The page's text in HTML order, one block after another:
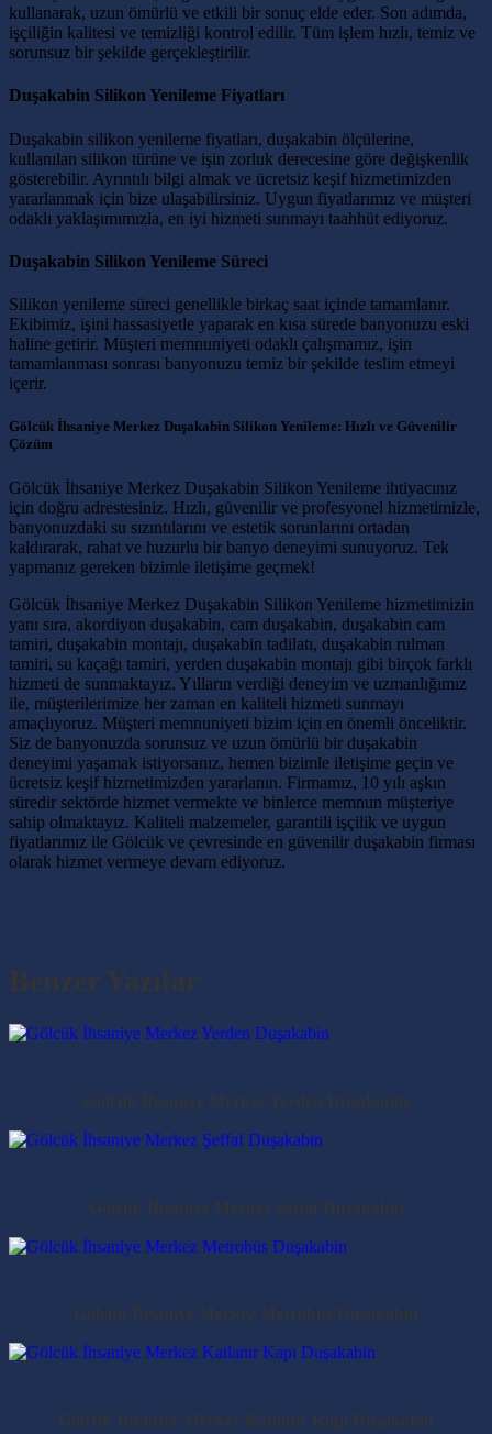
kullanarak, uzun ömürlü ve etkili bir sonuç elde eder. Son adımda,
işçiliğin kalitesi ve temizliği kontrol edilir. Tüm işlem hızlı, temiz ve
sorunsuz bir şekilde gerçekleştirilir.
Duşakabin Silikon Yenileme Fiyatları
Duşakabin silikon yenileme fiyatları, duşakabin ölçülerine,
kullanılan silikon türüne ve işin zorluk derecesine göre değişkenlik
gösterebilir. Ayrıntılı bilgi almak ve ücretsiz keşif hizmetimizden
yararlanmak için bize ulaşabilirsiniz. Uygun fiyatlarımız ve müşteri
odaklı yaklaşımımızla, en iyi hizmeti sunmayı taahhüt ediyoruz.
Duşakabin Silikon Yenileme Süreci
Silikon yenileme süreci genellikle birkaç saat içinde tamamlanır.
Ekibimiz, işini hassasiyetle yaparak en kısa sürede banyonuzu eski
haline getirir. Müşteri memnuniyeti odaklı çalışmamız, işin
tamamlanması sonrası banyonuzu temiz bir şekilde teslim etmeyi
içerir.
Gölcük İhsaniye Merkez Duşakabin Silikon Yenileme: Hızlı ve Güvenilir
Çözüm
Gölcük İhsaniye Merkez Duşakabin Silikon Yenileme ihtiyacınız
için doğru adrestesiniz. Hızlı, güvenilir ve profesyonel hizmetimizle,
banyonuzdaki su sızıntılarını ve estetik sorunlarını ortadan
kaldırarak, rahat ve huzurlu bir banyo deneyimi sunuyoruz. Tek
yapmanız gereken bizimle iletişime geçmek!
Gölcük İhsaniye Merkez Duşakabin Silikon Yenileme hizmetimizin
yanı sıra, akordiyon duşakabin, cam duşakabin, duşakabin cam
tamiri, duşakabin montajı, duşakabin tadilatı, duşakabin rulman
tamiri, su kaçağı tamiri, yerden duşakabin montajı gibi birçok farklı
hizmeti de sunmaktayız. Yılların verdiği deneyim ve uzmanlığımız
ile, müşterilerimize her zaman en kaliteli hizmeti sunmayı
amaçlıyoruz. Müşteri memnuniyeti bizim için en önemli önceliktir.
Siz de banyonuzda sorunsuz ve uzun ömürlü bir duşakabin
deneyimi yaşamak istiyorsanız, hemen bizimle iletişime geçin ve
ücretsiz keşif hizmetimizden yararlanın. Firmamız, 10 yılı aşkın
süredir sektörde hizmet vermekte ve binlerce memnun müşteriye
sahip olmaktayız. Kaliteli malzemeler, garantili işçilik ve uygun
fiyatlarımız ile Gölcük ve çevresinde en güvenilir duşakabin firması
olarak hizmet vermeye devam ediyoruz.
Benzer Yazılar
Gölcük İhsaniye Merkez Yerden Duşakabin
Gölcük İhsaniye Merkez Şeffaf Duşakabin
Gölcük İhsaniye Merkez Metrobüs Duşakabin
Gölcük İhsaniye Merkez Katlanır Kapı Duşakabin